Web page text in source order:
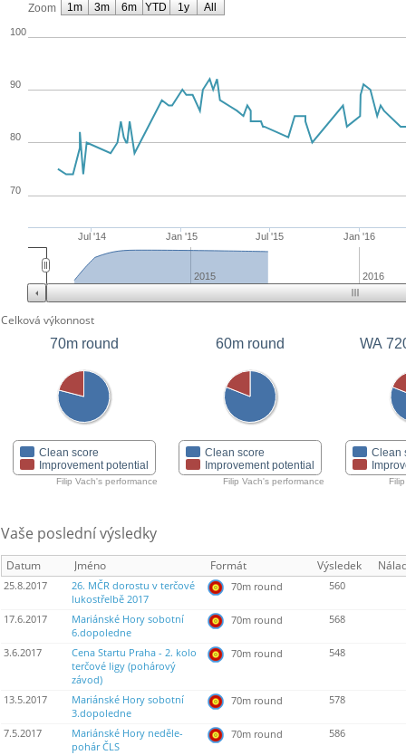
Zoom
Jul '14 Jan '15 Jul '15 Jan '16
70
80
90
100
2015 2016
1m 3m 6m YTD 1y All
Celková výkonnost
70m round
Clean score
Improvement potential
Filip Vach's performance
60m round
Clean score
Improvement potential
Filip Vach's performance
WA
Clean
Vaše poslední výsledky
Datum Jméno Formát Výsledek
25.8.2017
26. MČR dorostu v terčové
lukostřelbě 2017
70m round 560
17.6.2017
Mariánské Hory sobotní
6.dopoledne
70m round 568
3.6.2017
Cena Startu Praha - 2. kolo
terčové ligy (pohárový
závod)
70m round 548
13.5.2017
Mariánské Hory sobotní
3.dopoledne
70m round 578
7.5.2017
Mariánské Hory neděle-
pohár ČLS
70m round 586